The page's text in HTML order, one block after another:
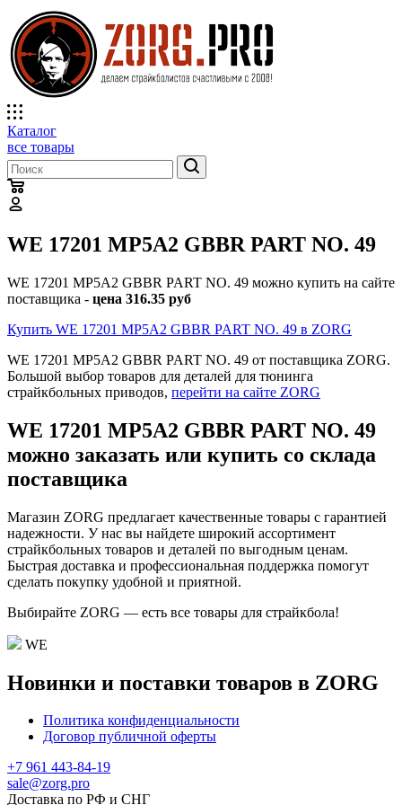
Каталог
все товары
WE 17201 MP5A2 GBBR PART NO. 49
WE 17201 MP5A2 GBBR PART NO. 49 можно купить на сайте
поставщика - цена 316.35 руб
Купить WE 17201 MP5A2 GBBR PART NO. 49 в ZORG
WE 17201 MP5A2 GBBR PART NO. 49 от поставщика ZORG.
Большой выбор товаров для деталей для тюнинга
страйкбольных приводов, перейти на сайте ZORG
WE 17201 MP5A2 GBBR PART NO. 49
можно заказать или купить со склада
поставщика
Магазин ZORG предлагает качественные товары с гарантией
надежности. У нас вы найдете широкий ассортимент
страйкбольных товаров и деталей по выгодным ценам.
Быстрая доставка и профессиональная поддержка помогут
сделать покупку удобной и приятной.
Выбирайте ZORG — есть все товары для страйкбола!
WE
Новинки и поставки товаров в ZORG
Политика конфиденциальности
Договор публичной оферты
+7 961 443-84-19
sale@zorg.pro
Доставка по РФ и СНГ